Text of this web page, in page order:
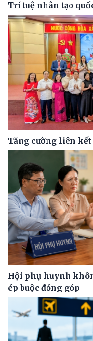
Trí tuệ nhân tạo
Tăng cường liên kết
Hội phụ huynh
ép buộc đóng góp